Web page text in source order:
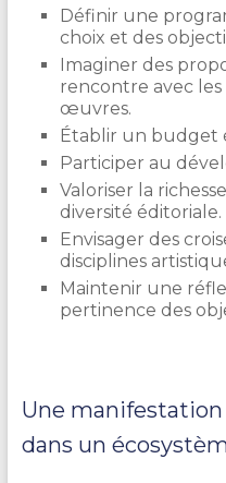
Définir une
choix et des
Imaginer des
rencontre avec
œuvres.
Établir un budget
Participer au
Valoriser la
diversité éditoriale.
Envisager des
disciplines
Maintenir une
pertinence des
Une
dans un